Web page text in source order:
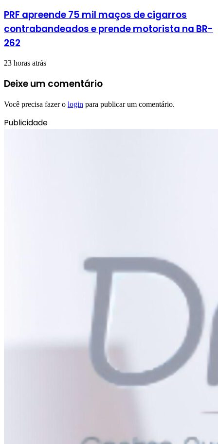
PRF apreende 75 mil maços de cigarros
contrabandeados e prende motorista na BR-
262
23 horas atrás
Deixe um comentário
Você precisa fazer o login para publicar um comentário.
Publicidade